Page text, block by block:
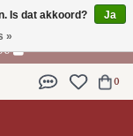
0
Is dat akkoord?
Ja
»